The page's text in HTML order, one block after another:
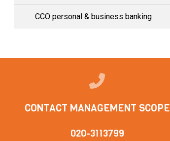
CCO personal & business banking
CONTACT MANAGEMENT SCOPE
020-3113799